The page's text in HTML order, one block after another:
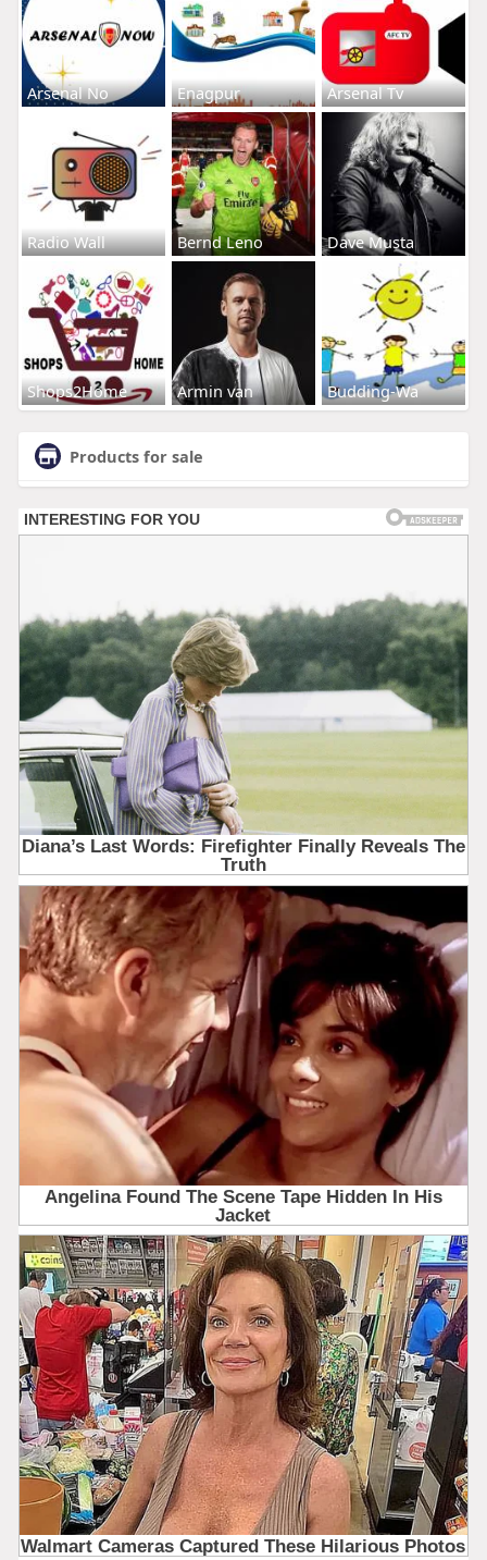
Arsenal No Enagpur Arsenal Tv
Radio Wall Bernd Leno Dave Musta
Shops2Home Armin van Budding-Wa
Products for sale